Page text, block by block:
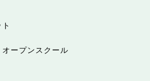
ープンスクール